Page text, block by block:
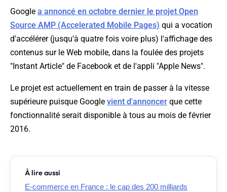
Google a annoncé en octobre dernier le projet Open
Source AMP (Accelerated Mobile Pages) qui a vocation
d'accélérer (jusqu'à quatre fois voire plus) l'affichage des
contenus sur le Web mobile, dans la foulée des projets
"Instant Article" de Facebook et de l'appli "Apple News".
Le projet est actuellement en train de passer à la vitesse
supérieure puisque Google vient d'annoncer que cette
fonctionnalité serait disponible à tous au mois de février
2016.
À lire aussi
E-commerce en France : le cap des 200 milliards